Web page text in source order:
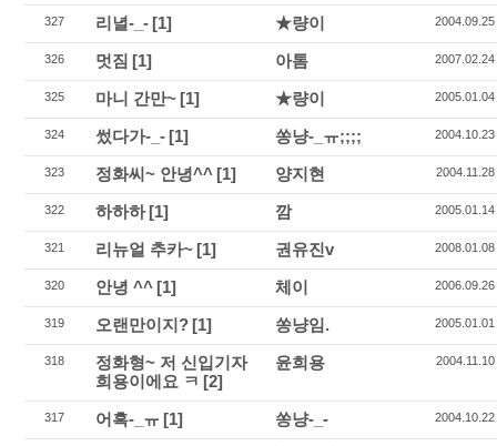
327 리녈-_- [1] ★량이 2004.09.25
326 멋짐 [1] 아톰 2007.02.24
325 마니 간만~ [1] ★량이 2005.01.04
324 썼다가-_- [1] 쏭냥-_ㅠ;;;; 2004.10.23
323 정화씨~ 안녕^^ [1] 양지현 2004.11.28
322 하하하[1] 깜 2005.01.14
321 리뉴얼 추카~ [1] 권유진v 2008.01.08
320 안녕 ^^ [1] 체이 2006.09.26
319 오랜만이지? [1] 쏭냥임. 2005.01.01
318
정화형~ 저 신입기자
희용이에요 ㅋ [2]
윤희용 2004.11.10
317 어흑-_ㅠ [1] 쏭냥-_- 2004.10.22